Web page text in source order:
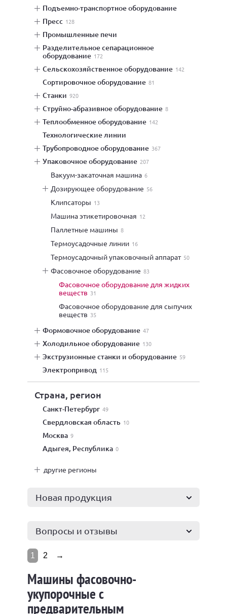
подъемно-транспортное оборудование
пресс 128
промышленные печи
разделительное сепарационное
оборудование 172
сельскохозяйственное оборудование 142
сортировочное оборудование 81
станки 920
струйно-абразивное оборудование 8
теплообменное оборудование 142
технологические линии
трубопроводное оборудование 367
упаковочное оборудование 207
вакуум-закаточная машина 6
дозирующее оборудование 56
клипсаторы 13
машина этикетировочная 12
паллетные машины 8
термоусадочные линии 16
термоусадочный упаковочный аппарат 50
фасовочное оборудование 83
фасовочное оборудование для жидких
веществ 31
фасовочное оборудование для сыпучих
веществ 35
формовочное оборудование 47
холодильное оборудование 130
экструзионные станки и оборудование 59
электропривод 115
Страна, регион
Санкт-Петербург 49
Свердловская область 10
Москва 9
Адыгея, Республика 0
другие регионы
Новая продукция
Вопросы и отзывы
1 2 →
Машины фасовочно-
укупорочные с
предварительным